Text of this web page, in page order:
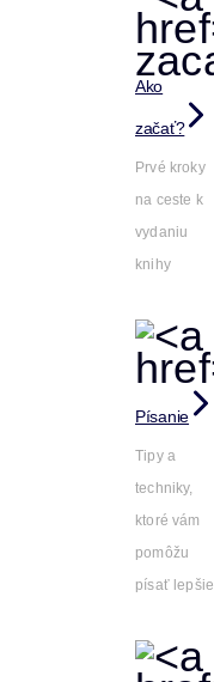
Ako
začať?
Prvé kroky
na ceste k
vydaniu
knihy
Písanie
Tipy a
techniky,
ktoré vám
pomôžu
písať lepšie